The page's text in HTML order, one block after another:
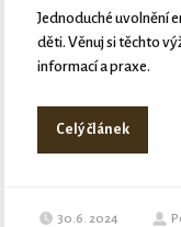
Jednoduché uvolnění
děti. Věnuj si těchto
informací a praxe.
Celý článek
30.6. 2024